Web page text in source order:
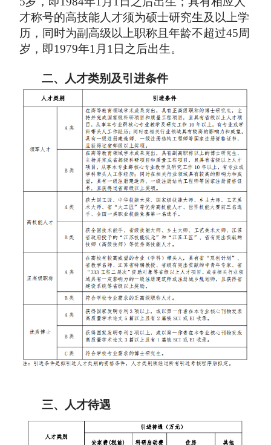
才称号的高技能人才须为硕士研究生及以上学
历，同时为副高级以上职称且年龄不超过45周
岁，即1979年1月1日之后出生。
二、人才类别及引进条件
三、人才待遇